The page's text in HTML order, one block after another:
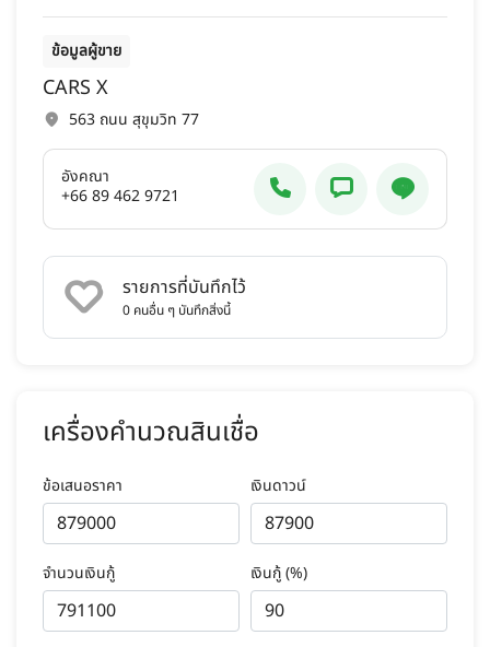
ข้อมูลผู้ขาย
CARS X
563 ถนน สุขุมวิท 77
อังคณา
+66 89 462 9721
รายการที่บันทึกไว้
0 คนอื่น ๆ บันทึกสิ่งนี้
เครื่องคำนวณสินเชื่อ
ข้อเสนอราคา เงินดาวน์
จำนวนเงินกู้ เงินกู้ (%)